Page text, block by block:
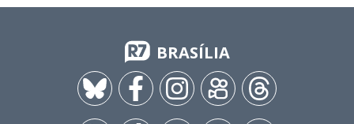
BRASÍLIA